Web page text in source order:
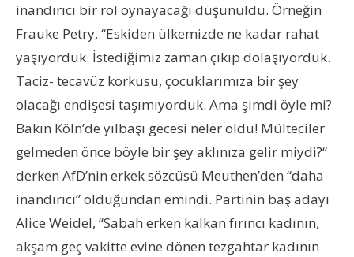
inandırıcı bir rol oynayacağı düşünüldü. Örneğin
Frauke Petry, “Eskiden ülkemizde ne kadar rahat
yaşıyorduk. İstediğimiz zaman çıkıp dolaşıyorduk.
Taciz- tecavüz korkusu, çocuklarımıza bir şey
olacağı endişesi taşımıyorduk. Ama şimdi öyle mi?
Bakın Köln’de yılbaşı gecesi neler oldu! Mülteciler
gelmeden önce böyle bir şey aklınıza gelir miydi?“
derken AfD’nin erkek sözcüsü Meuthen’den “daha
inandırıcı” olduğundan emindi. Partinin baş adayı
Alice Weidel, “Sabah erken kalkan fırıncı kadının,
akşam geç vakitte evine dönen tezgahtar kadının